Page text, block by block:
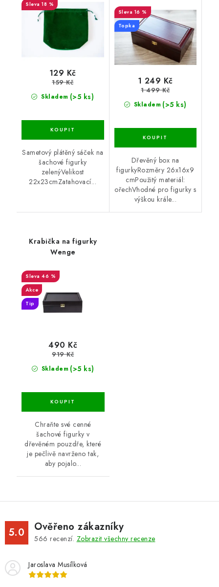
18 %
Skladem (>5 ks)
129 Kč
159 Kč
Sametový plátěný sáček na
šachové figurky
zelenýVelikost
22x23cmZatahovací...
16 %
Topka
Skladem (>5 ks)
1 249 Kč
1 499 Kč
Dřevěný box na
figurkyRozměry 26x16x9
cmPoužitý materiál:
ořechVhodné pro figurky s
výškou krále...
Krabička na figurky
Wenge
46 %
Akce
Tip
Skladem (>5 ks)
490 Kč
919 Kč
Chraňte své cenné
šachové figurky v
dřevěném pouzdře, které
je pečlivě navrženo tak,
aby pojalo...
5.0 Ověřeno zákazníky
566 recenzí. Zobrazit všechny recenze
Jaroslava Musílková